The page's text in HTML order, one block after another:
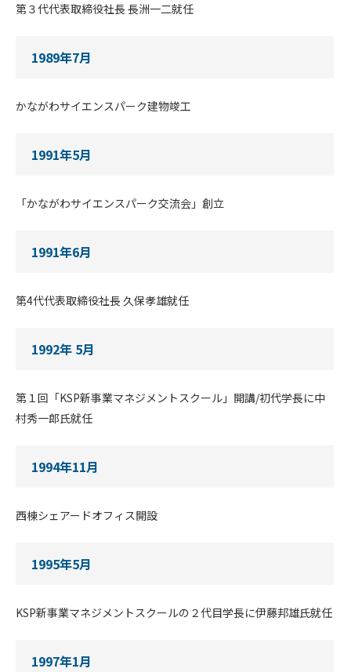
第３代代表取締役社長 長洲一二就任
1989年7月
かながわサイエンスパーク建物竣工
1991年5月
「かながわサイエンスパーク交流会」創立
1991年6月
第4代代表取締役社長 久保孝雄就任
1992年 5月
第１回「KSP新事業マネジメントスクール」開講/初代学長に中
村秀一郎氏就任
1994年11月
西棟シェアードオフィス開設
1995年5月
KSP新事業マネジメントスクールの２代目学長に伊藤邦雄氏就任
1997年1月